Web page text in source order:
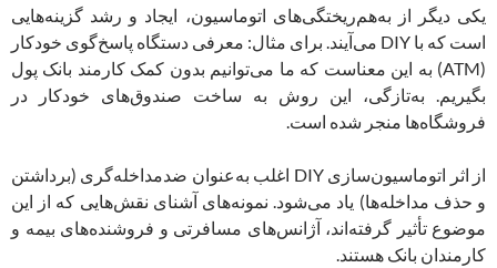
یکی دیگر از به‌هم‌ریختگی‌های اتوماسیون، ایجاد و رشد گزینه‌هایی
است که با DIY می‌آیند. برای مثال: معرفی دستگاه پاسخ‌گوی خودکار
(ATM) به این معناست که ما می‌توانیم بدون کمک کارمند بانک پول
بگیریم. به‌تازگی، این روش به ساخت صندوق‌های خودکار در
فروشگاه‌ها منجر شده است.
از اثر اتوماسیون‌سازی DIY اغلب به‌عنوان ضدمداخله‌گری (برداشتن
و حذف مداخله‌ها) یاد می‌شود. نمونه‌های آشنای نقش‌هایی که از این
موضوع تأثیر گرفته‌اند، آژانس‌های مسافرتی و فروشنده‌های بیمه و
کارمندان بانک هستند.